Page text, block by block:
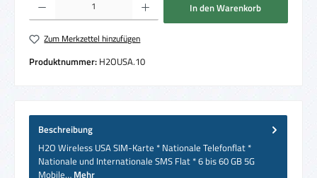
In den Warenkorb
Zum Merkzettel hinzufügen
Produktnummer: H2OUSA.10
Beschreibung
H2O Wireless USA SIM-Karte * Nationale Telefonflat *
Nationale und Internationale SMS Flat * 6 bis 60 GB 5G
Mobile… Mehr